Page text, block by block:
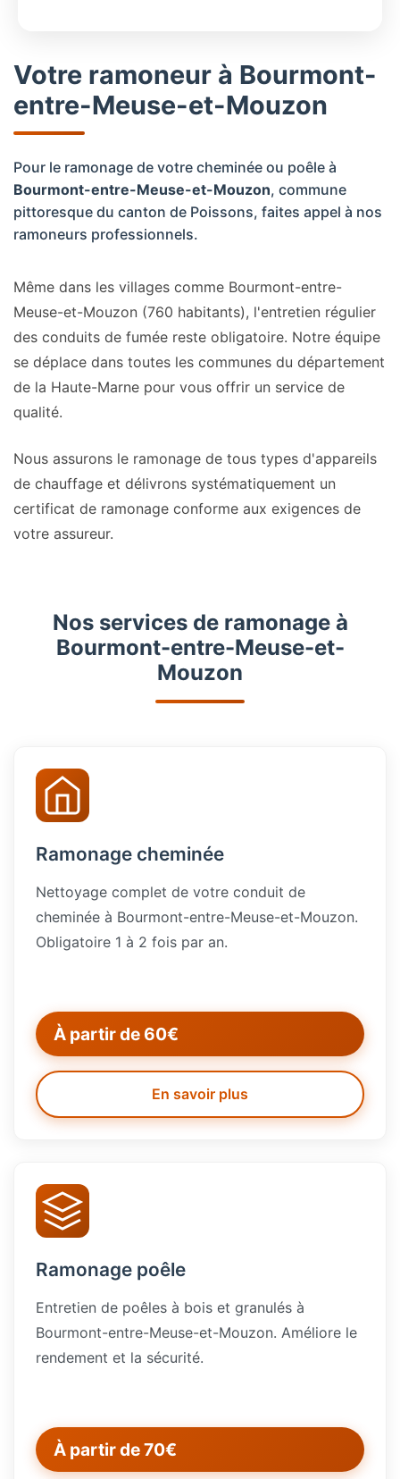
Votre ramoneur à Bourmont-
entre-Meuse-et-Mouzon
Pour le ramonage de votre cheminée ou poêle à
Bourmont-entre-Meuse-et-Mouzon, commune
pittoresque du canton de Poissons, faites appel à nos
ramoneurs professionnels.
Même dans les villages comme Bourmont-entre-
Meuse-et-Mouzon (760 habitants), l'entretien régulier
des conduits de fumée reste obligatoire. Notre équipe
se déplace dans toutes les communes du département
de la Haute-Marne pour vous offrir un service de
qualité.
Nous assurons le ramonage de tous types d'appareils
de chauffage et délivrons systématiquement un
certificat de ramonage conforme aux exigences de
votre assureur.
Nos services de ramonage à
Bourmont-entre-Meuse-et-
Mouzon
Ramonage cheminée
Nettoyage complet de votre conduit de
cheminée à Bourmont-entre-Meuse-et-Mouzon.
Obligatoire 1 à 2 fois par an.
À partir de 60€
En savoir plus
Ramonage poêle
Entretien de poêles à bois et granulés à
Bourmont-entre-Meuse-et-Mouzon. Améliore le
rendement et la sécurité.
À partir de 70€